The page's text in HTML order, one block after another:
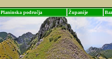
Planinska područja Županije